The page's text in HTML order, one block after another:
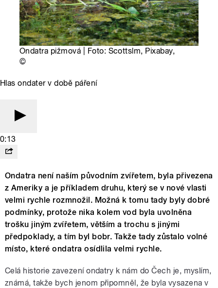
Ondatra pižmová | Foto: Scottslm, Pixabay,
©
Hlas ondater v době páření
0:13
Ondatra není naším původním zvířetem, byla přivezena
z Ameriky a je příkladem druhu, který se v nové vlasti
velmi rychle rozmnožil. Možná k tomu tady byly dobré
podmínky, protože nika kolem vod byla uvolněna
trošku jiným zvířetem, větším a trochu s jinými
předpoklady, a tím byl bobr. Takže tady zůstalo volné
místo, které ondatra osídlila velmi rychle.
Celá historie zavezení ondatry k nám do Čech je, myslím,
známá, takže bych jenom připomněl, že byla vysazena v